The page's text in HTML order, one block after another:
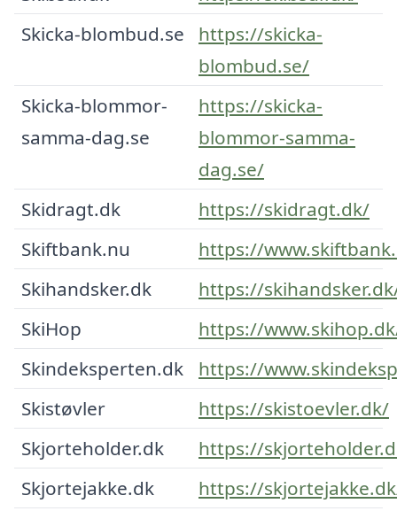
Skicka-blombud.se
https://skicka-
blombud.se/
Skicka-blommor-
samma-dag.se
https://skicka-
blommor-samma-
dag.se/
Skidragt.dk
https://skidragt.dk/
Skiftbank.nu
https://
Skihandsker.dk
https://
SkiHop
https://
Skindeksperten.dk
https://
Skistøvler
https://skistoevler.dk/
Skjorteholder.dk
https://
Skjortejakke.dk
https://